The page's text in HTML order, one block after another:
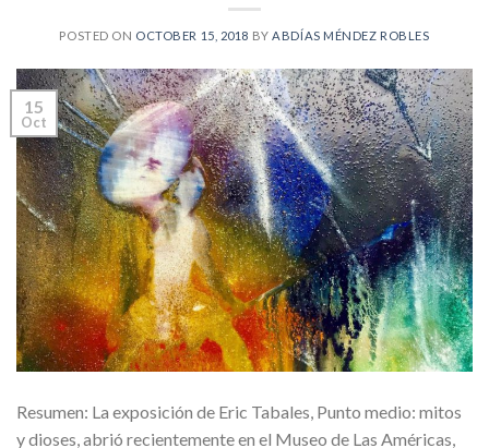
POSTED ON OCTOBER 15, 2018 BY ABDÍAS MÉNDEZ ROBLES
15
Oct
Resumen: La exposición de Eric Tabales, Punto medio: mitos
y dioses, abrió recientemente en el Museo de Las Américas,